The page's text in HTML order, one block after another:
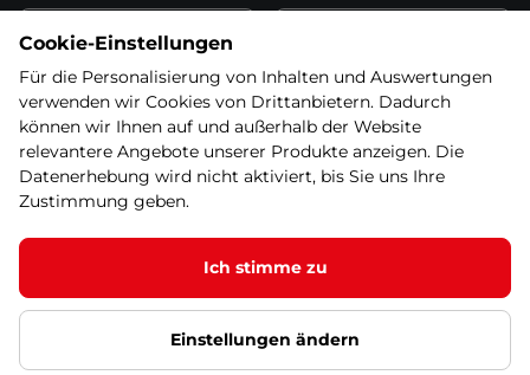
Datenschutzerklärung
Wiederufsbelehrung mit Link
zum Formular
Batterieentsorgung
Informationen zu Elektro-
und Elektonikgeräten
Widerruf erklären
© 2026 SEVEN SPORT s.r.o Alle Rechte vorbehalten1
Datenschutzgrundsätze Google Datenschutz Google
Partnerseiten Cookie-Einstellungen
Cookie-Einstellungen
Für die Personalisierung von Inhalten und Auswertungen
verwenden wir Cookies von Drittanbietern. Dadurch
können wir Ihnen auf und außerhalb der Website
relevantere Angebote unserer Produkte anzeigen. Die
Datenerhebung wird nicht aktiviert, bis Sie uns Ihre
Zustimmung geben.
Ich stimme zu
Einstellungen ändern